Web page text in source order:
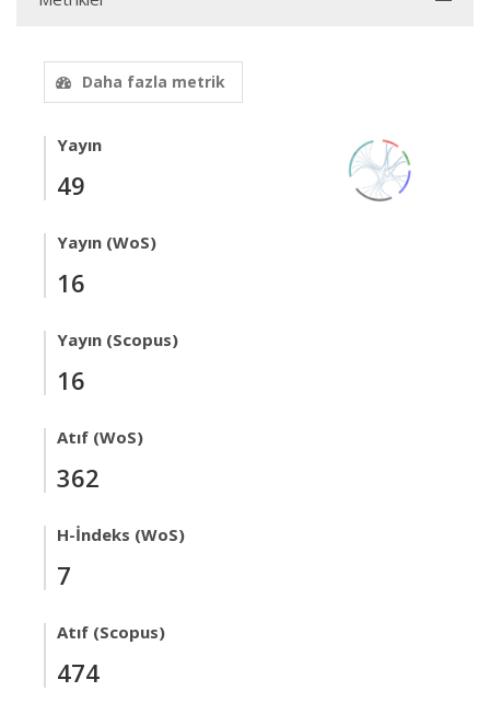
Daha fazla metrik
Yayın
49
Yayın (WoS)
16
Yayın (Scopus)
16
Atıf (WoS)
362
H-İndeks (WoS)
7
Atıf (Scopus)
474